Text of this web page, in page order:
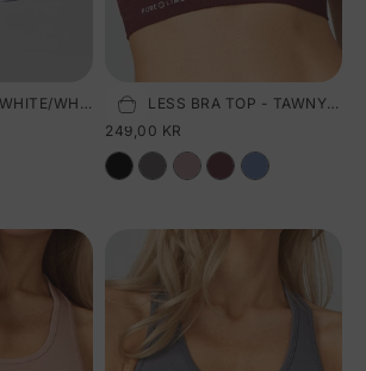
FOOTIES 2-PACK - WHITE/WHITE
Vælg størrelse
SEAMLESS BRA TOP - TAWNY PORT
SALGSPRIS
249,00 KR